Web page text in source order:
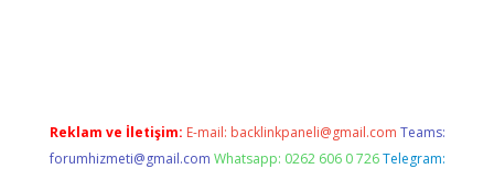
Reklam ve İletişim: E-mail: backlinkpaneli@gmail.com Teams:
forumhizmeti@gmail.com Whatsapp: 0262 606 0 726 Telegram: